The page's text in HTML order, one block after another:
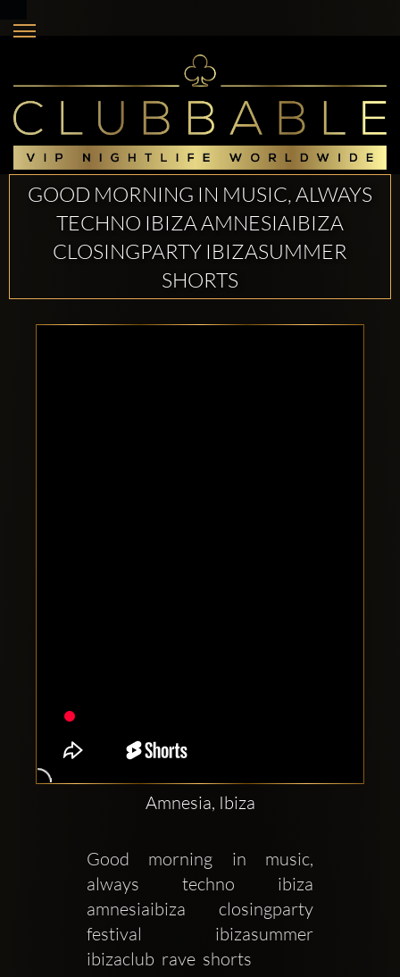
GOOD MORNING IN MUSIC, ALWAYS
TECHNO IBIZA AMNESIAIBIZA
CLOSINGPARTY IBIZASUMMER
SHORTS
Amnesia, Ibiza
Good morning in music,
always  techno  ibiza
amnesiaibiza  closingparty
festival  ibizasummer
ibizaclub  rave  shorts